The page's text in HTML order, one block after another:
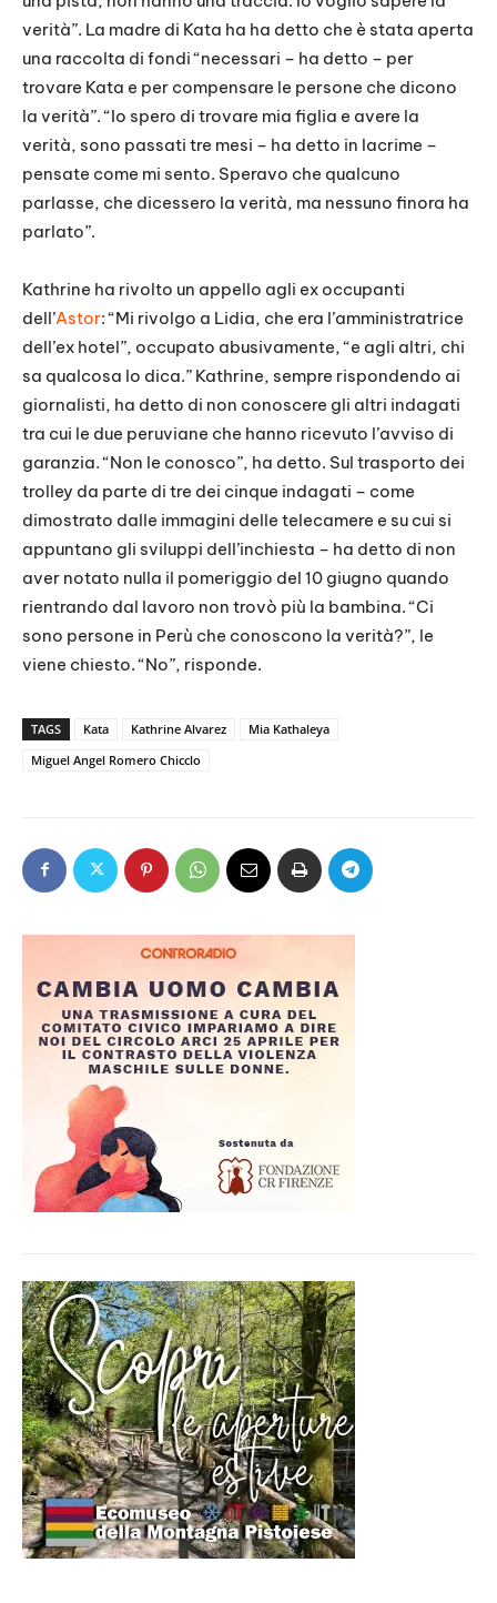
verità”. La madre di Kata ha ha detto che è stata aperta
una raccolta di fondi “necessari – ha detto – per
trovare Kata e per compensare le persone che dicono
la verità”. “Io spero di trovare mia figlia e avere la
verità, sono passati tre mesi – ha detto in lacrime –
pensate come mi sento. Speravo che qualcuno
parlasse, che dicessero la verità, ma nessuno finora ha
parlato”.
Kathrine ha rivolto un appello agli ex occupanti
dell’Astor: “Mi rivolgo a Lidia, che era l’amministratrice
dell’ex hotel”, occupato abusivamente, “e agli altri, chi
sa qualcosa lo dica.” Kathrine, sempre rispondendo ai
giornalisti, ha detto di non conoscere gli altri indagati
tra cui le due peruviane che hanno ricevuto l’avviso di
garanzia. “Non le conosco”, ha detto. Sul trasporto dei
trolley da parte di tre dei cinque indagati – come
dimostrato dalle immagini delle telecamere e su cui si
appuntano gli sviluppi dell’inchiesta – ha detto di non
aver notato nulla il pomeriggio del 10 giugno quando
rientrando dal lavoro non trovò più la bambina. “Ci
sono persone in Perù che conoscono la verità?”, le
viene chiesto. “No”, risponde.
TAGS Kata Kathrine Alvarez
Mia Kathaleya
Miguel Angel Romero Chicclo